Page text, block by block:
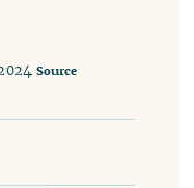
Source